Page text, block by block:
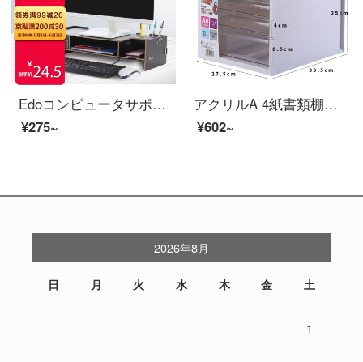
Edoコンピュータサポートコンピュータ高身長ディスプレイサポートオフィスデスクトップ収納棚黒
¥275~
アクリルA 4紙書類棚のデスクトップ収納ボックス引き出し式収納棚オフィスデスク収納ボックス収納ボックス収納ケースケース収納収納棚棚デスク収納ホワイト【書類棚】
¥602~
2026年8月
日 月 火 水 木 金 土
1